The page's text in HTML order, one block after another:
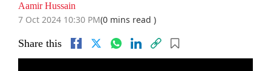
Aamir Hussain
7 Oct 2024 10:30 PM(0 mins read )
Share this